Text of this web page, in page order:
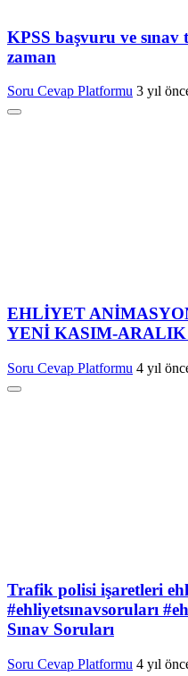
KPSS başvuru ve
zaman
Soru Cevap Platformu 3 yıl
EHLİYET
YENİ KASIM-ARALIK
Soru Cevap Platformu 4 yıl
Trafik polisi işaretleri
#ehliyetsınavsoruları
Sınav Soruları
Soru Cevap Platformu 4 yıl